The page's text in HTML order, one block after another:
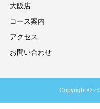
大阪店
コース案内
アクセス
お問い合わせ
Copyright © パ